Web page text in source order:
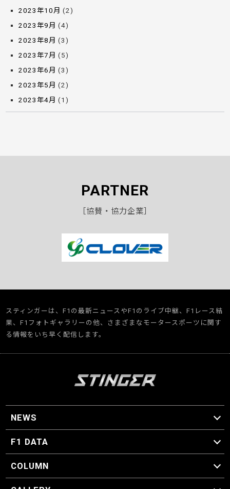
2023年10月 (2)
2023年9月 (4)
2023年8月 (3)
2023年7月 (5)
2023年6月 (3)
2023年5月 (2)
2023年4月 (1)
PARTNER
［協賛・協力企業］
スティンガーは、F1の最新ニュースやF1のライブ中継、F1レース結
果、F1フォトギャラリーの他、さまざまなモータースポーツに関す
る情報をいち早く配信します。
NEWS
F1 ニュース
F1 DATA
F1 日程
F1 データ
COLUMN
マイ・ワンダフル・サーキット
スクーデリア・一方通行
F1に燃え、ゴルフに泣く日々。
スティングくんの部屋